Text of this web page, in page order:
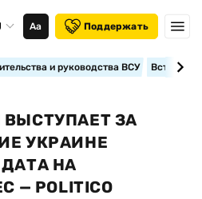
Аа Поддержать
и руководства ВСУ
ЗА
УКРАИНЕ
НА
— POLITICO